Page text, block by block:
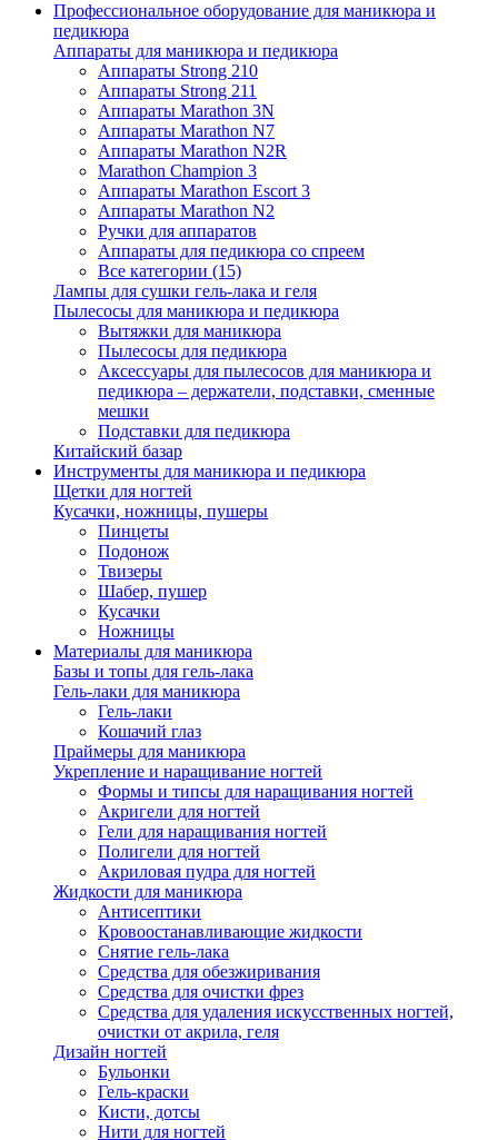
Профессиональное оборудование для маникюра и
педикюра
Аппараты для маникюра и педикюра
Аппараты Strong 210
Аппараты Strong 211
Аппараты Marathon 3N
Аппараты Marathon N7
Аппараты Marathon N2R
Marathon Champion 3
Аппараты Marathon Escort 3
Аппараты Marathon N2
Ручки для аппаратов
Аппараты для педикюра со спреем
Все категории (15)
Лампы для сушки гель-лака и геля
Пылесосы для маникюра и педикюра
Вытяжки для маникюра
Пылесосы для педикюра
Аксессуары для пылесосов для маникюра и
педикюра – держатели, подставки, сменные
мешки
Подставки для педикюра
Китайский базар
Инструменты для маникюра и педикюра
Щетки для ногтей
Кусачки, ножницы, пушеры
Пинцеты
Подонож
Твизеры
Шабер, пушер
Кусачки
Ножницы
Материалы для маникюра
Базы и топы для гель-лака
Гель-лаки для маникюра
Гель-лаки
Кошачий глаз
Праймеры для маникюра
Укрепление и наращивание ногтей
Формы и типсы для наращивания ногтей
Акригели для ногтей
Гели для наращивания ногтей
Полигели для ногтей
Акриловая пудра для ногтей
Жидкости для маникюра
Антисептики
Кровоостанавливающие жидкости
Снятие гель-лака
Средства для обезжиривания
Средства для очистки фрез
Средства для удаления искусственных ногтей,
очистки от акрила, геля
Дизайн ногтей
Бульонки
Гель-краски
Кисти, дотсы
Нити для ногтей